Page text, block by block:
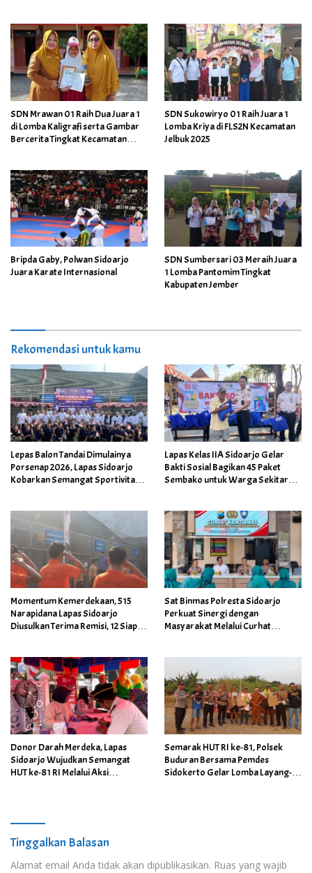
SDN Mrawan 01 Raih Dua Juara 1
di Lomba Kaligrafi serta Gambar
Bercerita Tingkat Kecamatan
SDN Sukowiryo 01 Raih Juara 1
Lomba Kriya di FLS2N Kecamatan
Jelbuk 2025
Bripda Gaby, Polwan Sidoarjo
Juara Karate Internasional
SDN Sumbersari 03 Meraih Juara
1 Lomba Pantomim Tingkat
Kabupaten Jember
Rekomendasi untuk kamu
Lepas Balon Tandai Dimulainya
Porsenap 2026, Lapas Sidoarjo
Kobarkan Semangat Sportivitas
Lapas Kelas IIA Sidoarjo Gelar
Bakti Sosial Bagikan 45 Paket
Sembako untuk Warga Sekitar
Momentum Kemerdekaan, 515
Narapidana Lapas Sidoarjo
Diusulkan Terima Remisi, 12 Siap
Sat Binmas Polresta Sidoarjo
Perkuat Sinergi dengan
Masyarakat Melalui Curhat
Donor Darah Merdeka, Lapas
Sidoarjo Wujudkan Semangat
HUT ke-81 RI Melalui Aksi
Semarak HUT RI ke-81, Polsek
Buduran Bersama Pemdes
Sidokerto Gelar Lomba Layang-
Tinggalkan Balasan
Alamat email Anda tidak akan dipublikasikan. Ruas yang wajib